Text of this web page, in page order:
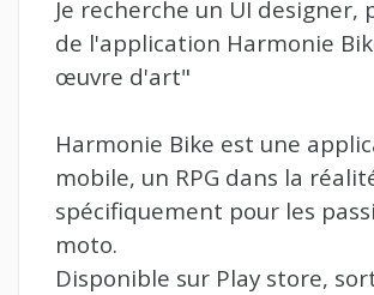
Je recherche un UI designer,
de l'application Harmonie
œuvre d'art"
Harmonie Bike est une
mobile, un RPG dans la
spécifiquement pour les
moto.
Disponible sur Play store,